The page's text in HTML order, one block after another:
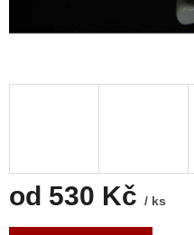
od 530 Kč / ks
Měrná